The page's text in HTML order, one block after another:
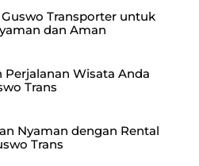
Transporter untuk
dan Aman
Perjalanan Wisata Anda
Trans
Nyaman dengan Rental
Trans